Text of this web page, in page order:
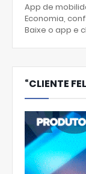
App de
Economia,
Baixe o app e
“CLIENTE